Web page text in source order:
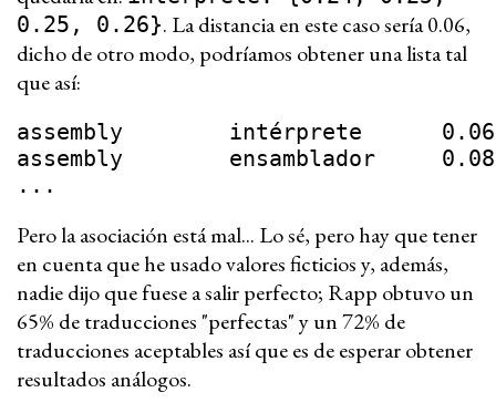
0.25, 0.26}. La distancia en este caso sería 0.06,
dicho de otro modo, podríamos obtener una lista tal
que así:
assembly	intérprete	0.06
assembly	ensamblador	0.08
...
Pero la asociación está mal... Lo sé, pero hay que tener
en cuenta que he usado valores ficticios y, además,
nadie dijo que fuese a salir perfecto; Rapp obtuvo un
65% de traducciones "perfectas" y un 72% de
traducciones aceptables así que es de esperar obtener
resultados análogos.